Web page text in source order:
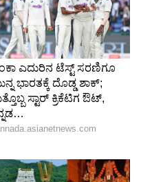
ಈಗ ದೊಡ್ಡ
ಸದಾ ನಗುತ್ತಾ
ಈ ಕರಾಳ ನೋವು ಕಂಡು
ಎಂದು ಎಲ್ಲರೂ